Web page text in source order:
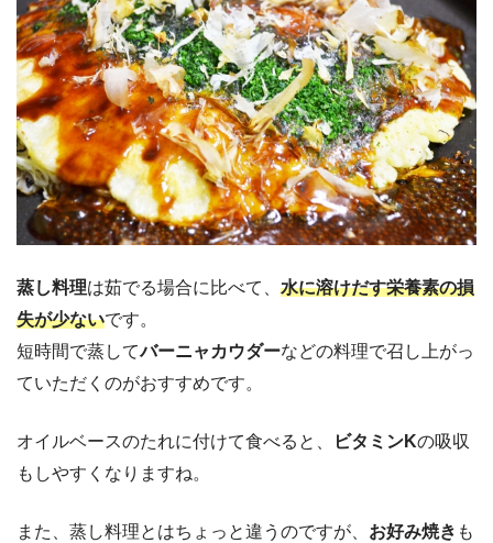
蒸し料理は茹でる場合に比べて、 水に溶けだす栄養素の損
失が少ないです。
短時間で蒸してバーニャカウダーなどの料理で召し上がっ
ていただくのがおすすめです。
オイルベースのたれに付けて食べると、 ビタミンKの吸収
もしやすくなりますね。
また、蒸し料理とはちょっと違うのですが、 お好み焼き も